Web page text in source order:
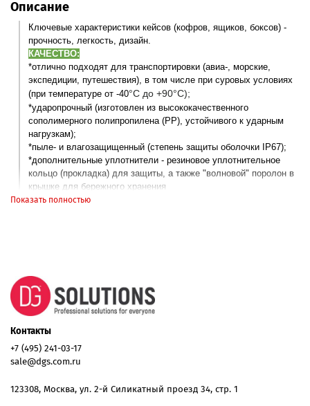
Описание
Ключевые характеристики кейсов (кофров, ящиков, боксов) -
прочность, легкость, дизайн.
КАЧЕСТВО:
*отлично подходят для транспортировки (авиа-, морские,
экспедиции, путешествия), в том числе при суровых условиях
(при температуре от -40°С до +90°С);
*ударопрочный (изготовлен из высококачественного
сополимерного полипропилена (PP), устойчивого к ударным
нагрузкам);
*пыле- и влагозащищенный (степень защиты оболочки IP67);
*дополнительные уплотнители - резиновое уплотнительное
кольцо (прокладка) для защиты, а также "волновой" поролон в
крышке для бережного хранения
*клапан регулирования давления и влажности воздуха.
*универсальный сегментированный (с насечками) ложемент
для индивидуального дизайна внутреннего пространства под
размеры оборудования.
ДИЗАЙН:
*дизайн в современном стиле сочетает в себе минимализм,
функциональность и строгие формы.
Показать полностью
Контакты
+7 (495) 241-03-17
sale@dgs.com.ru
123308, Москва, ул. 2-й Силикатный проезд 34, стр. 1